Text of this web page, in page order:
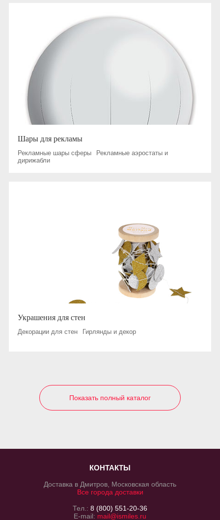
Шары для рекламы
Рекламные шары сферы
Рекламные аэростаты и
дирижабли
Украшения для стен
Декорации для стен Гирлянды и декор
Показать полный каталог
КОНТАКТЫ
Доставка в Дмитров, Московская область
Все города доставки
Тел.: 8 (800) 551-20-36
E-mail: mail@ismiles.ru